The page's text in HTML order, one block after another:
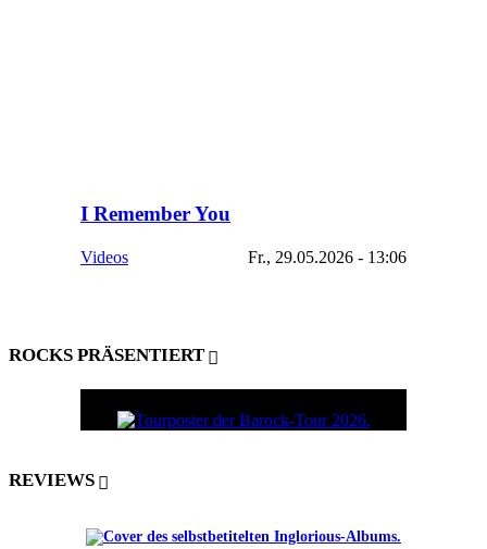
I Remember You
Videos Fr., 29.05.2026 - 13:06
ROCKS PRÄSENTIERT
REVIEWS